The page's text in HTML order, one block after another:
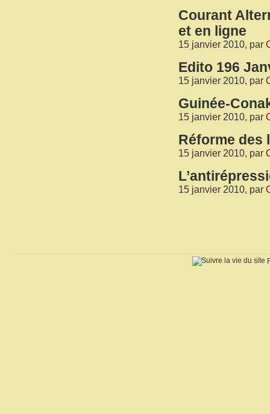
Courant
et en ligne
15 janvier 2010, par
Edito 196
15 janvier 2010, par
Guinée-
15 janvier 2010, par
Réforme des
15 janvier 2010, par
15 janvier 2010, par